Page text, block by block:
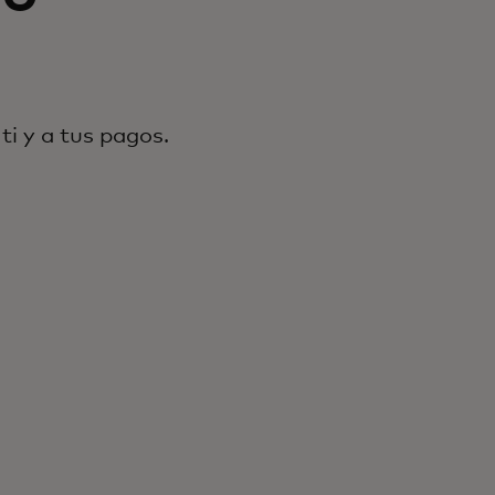
y a tus pagos.